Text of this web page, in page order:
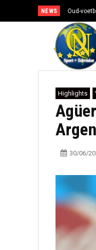
NEWS Oud-
Highlights
30/06/